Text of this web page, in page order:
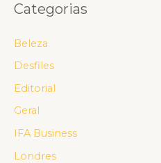
Categorias
Beleza
Desfiles
Editorial
Geral
IFA Business
Londres